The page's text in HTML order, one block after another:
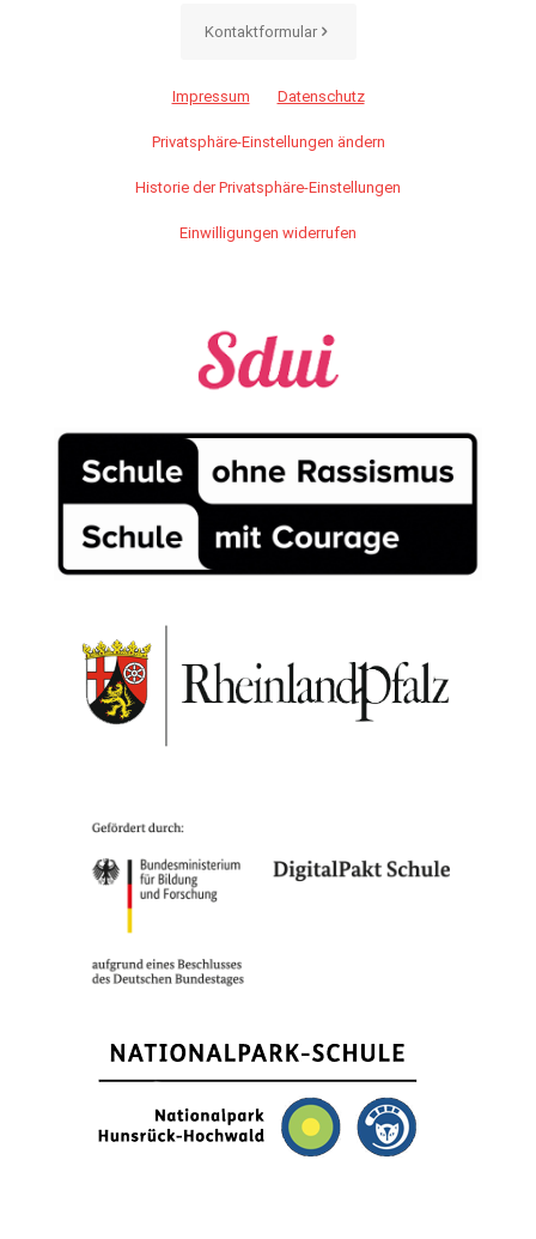
Kontaktformular
Impressum Datenschutz
Privatsphäre-Einstellungen ändern
Historie der Privatsphäre-Einstellungen
Einwilligungen widerrufen